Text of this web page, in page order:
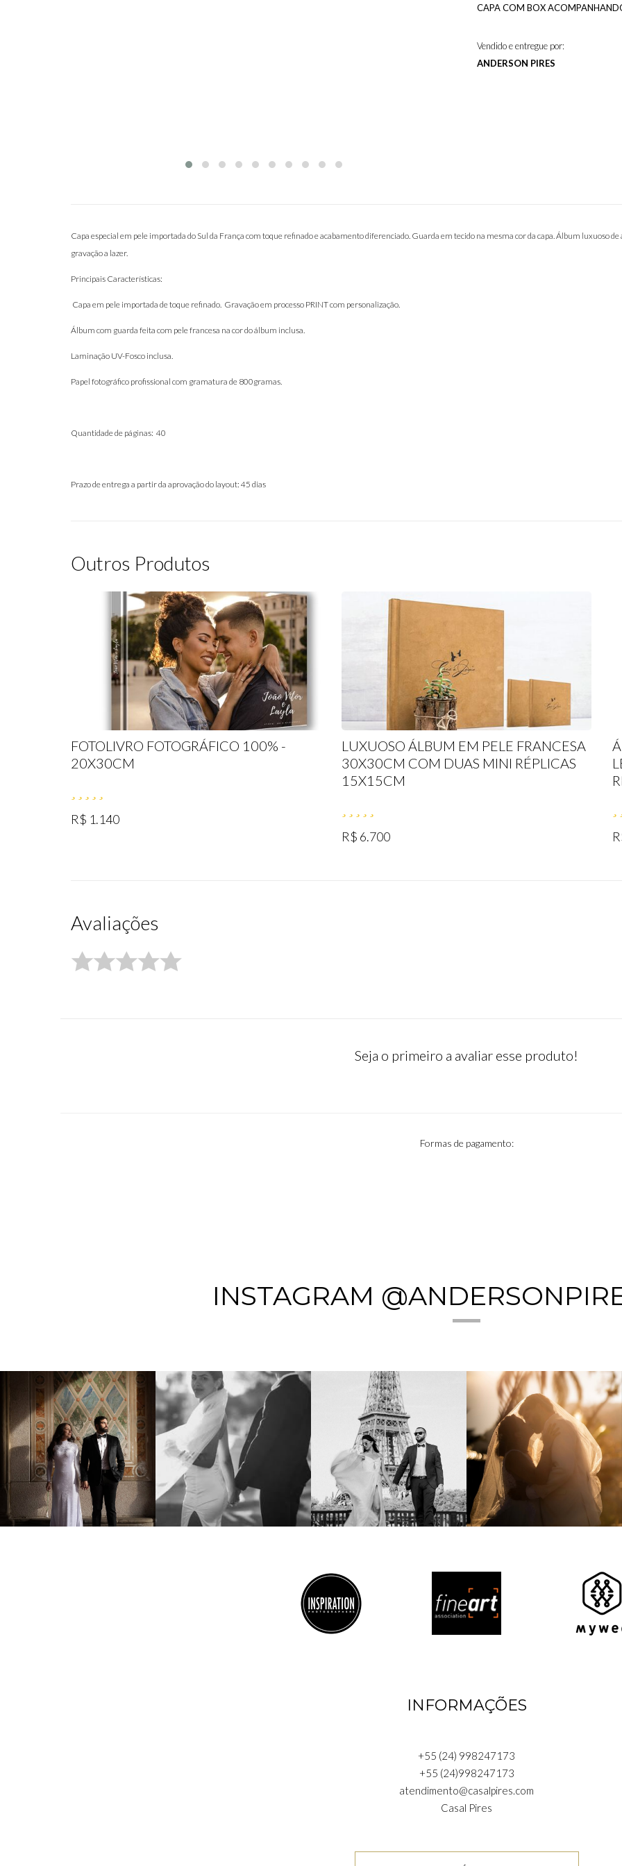
CAPA COM BOX
Vendido e entregue por:
ANDERSON PIRES
Capa especial em pele importada do Sul da França com toque refinado e acabamento diferenciado. Guarda em tecido na mesma cor da capa. Álbum luxuoso
gravação a lazer.
Principais Características:
Capa em pele importada de toque refinado. Gravação em processo PRINT com personalização.
Álbum com guarda feita com pele francesa na cor do álbum inclusa.
Laminação UV-Fosco inclusa.
Papel fotográfico profissional com gramatura de 800gramas.
Quantidade de páginas: 40
Prazo de entrega a partir da aprovação do layout: 45 dias
Outros Produtos
FOTOLIVRO FOTOGRÁFICO 100% -
20X30CM
R$ 1.140
LUXUOSO ÁLBUM EM PELE FRANCESA
30X30CM COM DUAS MINI RÉPLICAS
15X15CM
R$ 6.700
Avaliações
Seja o primeiro a avaliar esse produto!
Formas de pagamento:
INSTAGRAM
INFORMAÇÕES
+55 (24) 998247173
+55 (24)998247173
atendimento@casalpires.com
Casal Pires